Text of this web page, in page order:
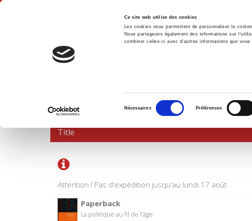
Ce site web utilise des cookies
Les cookies nous permettent de personnaliser le
Nous partageons également des informations sur
combiner celles-ci avec d'autres informations que
consentement
Nécessaires Préférences
Home
SHOPPING CART
Attention ! Pas d'expédition jusqu'au lundi 17 août
Title
Paperback
La politique au fil de l'âge